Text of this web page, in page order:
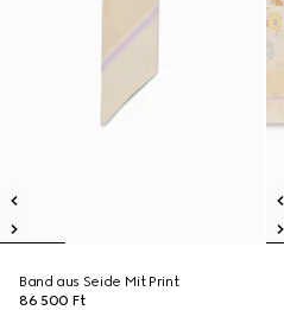
Band aus Seide Mit Print
86 500 Ft